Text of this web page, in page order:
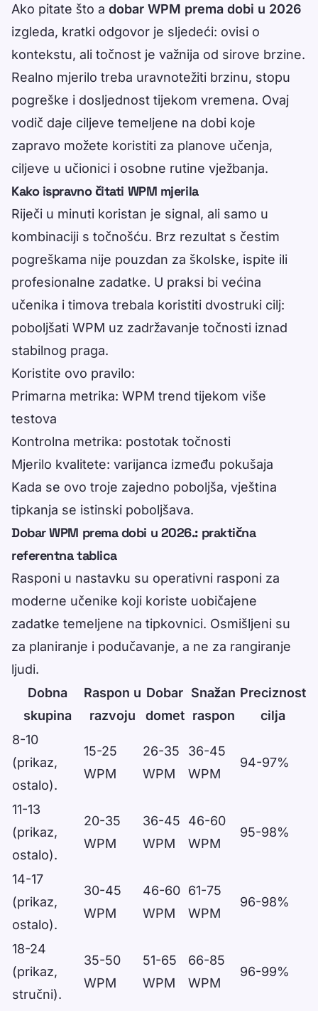
Ako pitate što a dobar WPM prema dobi u 2026
izgleda, kratki odgovor je sljedeći: ovisi o
kontekstu, ali točnost je važnija od sirove brzine.
Realno mjerilo treba uravnotežiti brzinu, stopu
pogreške i dosljednost tijekom vremena. Ovaj
vodič daje ciljeve temeljene na dobi koje
zapravo možete koristiti za planove učenja,
ciljeve u učionici i osobne rutine vježbanja.
Kako ispravno čitati WPM mjerila
Riječi u minuti koristan je signal, ali samo u
kombinaciji s točnošću. Brz rezultat s čestim
pogreškama nije pouzdan za školske, ispite ili
profesionalne zadatke. U praksi bi većina
učenika i timova trebala koristiti dvostruki cilj:
poboljšati WPM uz zadržavanje točnosti iznad
stabilnog praga.
Koristite ovo pravilo:
Primarna metrika: WPM trend tijekom više
testova
Kontrolna metrika: postotak točnosti
Mjerilo kvalitete: varijanca između pokušaja
Kada se ovo troje zajedno poboljša, vještina
tipkanja se istinski poboljšava.
Dobar WPM prema dobi u 2026.: praktična
referentna tablica
Rasponi u nastavku su operativni rasponi za
moderne učenike koji koriste uobičajene
zadatke temeljene na tipkovnici. Osmišljeni su
za planiranje i podučavanje, a ne za rangiranje
ljudi.
Data table
Dobna
skupina
Raspon u
razvoju
Dobar
domet
Snažan
raspon
Preciznost
cilja
8-10
(prikaz,
ostalo).
15-25
WPM
26-35
WPM
36-45
WPM
94-97%
11-13
(prikaz,
ostalo).
20-35
WPM
36-45
WPM
46-60
WPM
95-98%
14-17
(prikaz,
ostalo).
30-45
WPM
46-60
WPM
61-75
WPM
96-98%
18-24
(prikaz,
stručni).
35-50
WPM
51-65
WPM
66-85
WPM
96-99%